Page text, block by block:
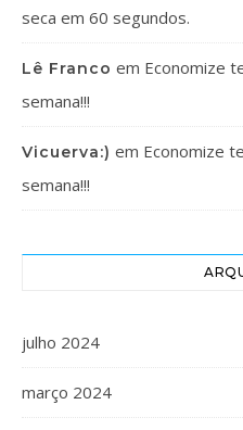
seca em 60 segundos.
Lê Franco em Economize
semana!!!
Vicuerva:) em Economize
semana!!!
julho 2024
março 2024